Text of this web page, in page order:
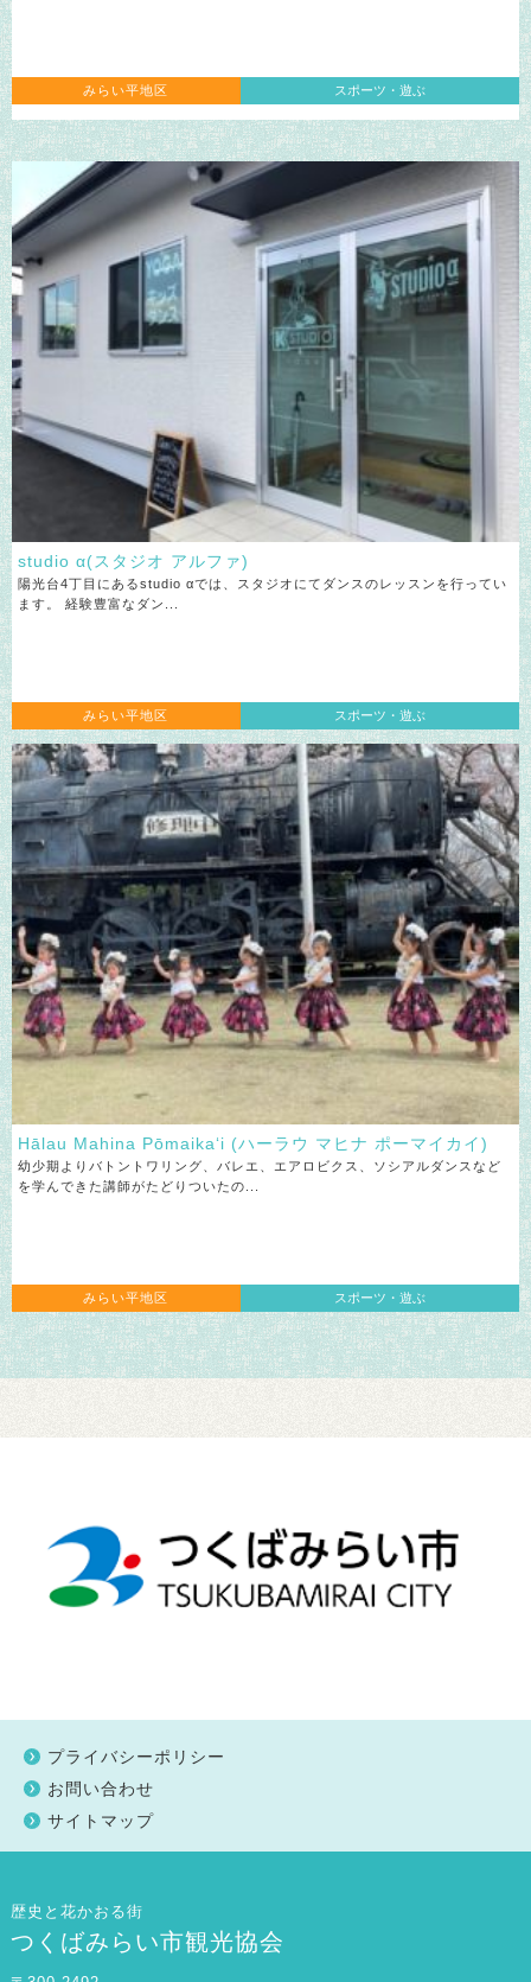
みらい平地区 スポーツ・遊ぶ
studio α(スタジオ アルファ)
陽光台4丁目にあるstudio αでは、スタジオにてダンスのレッスンを行ってい
ます。 経験豊富なダン...
みらい平地区 スポーツ・遊ぶ
Hālau Mahina Pōmaika‘i (ハーラウ マヒナ ポーマイカイ)
幼少期よりバトントワリング、バレエ、エアロビクス、ソシアルダンスなど
を学んできた講師がたどりついたの...
みらい平地区 スポーツ・遊ぶ
プライバシーポリシー
お問い合わせ
サイトマップ
歴史と花かおる街
つくばみらい市観光協会